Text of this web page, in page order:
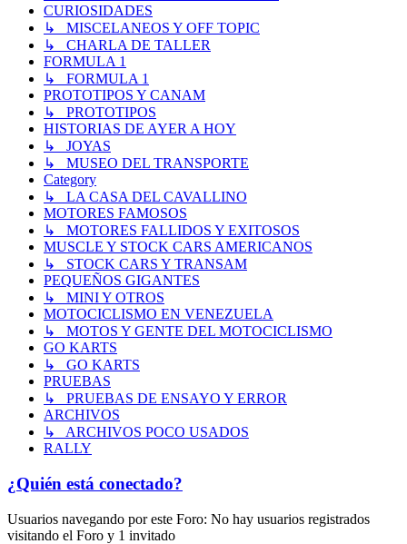
CURIOSIDADES
↳ MISCELANEOS Y OFF TOPIC
↳ CHARLA DE TALLER
FORMULA 1
↳ FORMULA 1
PROTOTIPOS Y CANAM
↳ PROTOTIPOS
HISTORIAS DE AYER A HOY
↳ JOYAS
↳ MUSEO DEL TRANSPORTE
Category
↳ LA CASA DEL CAVALLINO
MOTORES FAMOSOS
↳ MOTORES FALLIDOS Y EXITOSOS
MUSCLE Y STOCK CARS AMERICANOS
↳ STOCK CARS Y TRANSAM
PEQUEÑOS GIGANTES
↳ MINI Y OTROS
MOTOCICLISMO EN VENEZUELA
↳ MOTOS Y GENTE DEL MOTOCICLISMO
GO KARTS
↳ GO KARTS
PRUEBAS
↳ PRUEBAS DE ENSAYO Y ERROR
ARCHIVOS
↳ ARCHIVOS POCO USADOS
RALLY
¿Quién está conectado?
Usuarios navegando por este Foro: No hay usuarios registrados
visitando el Foro y 1 invitado